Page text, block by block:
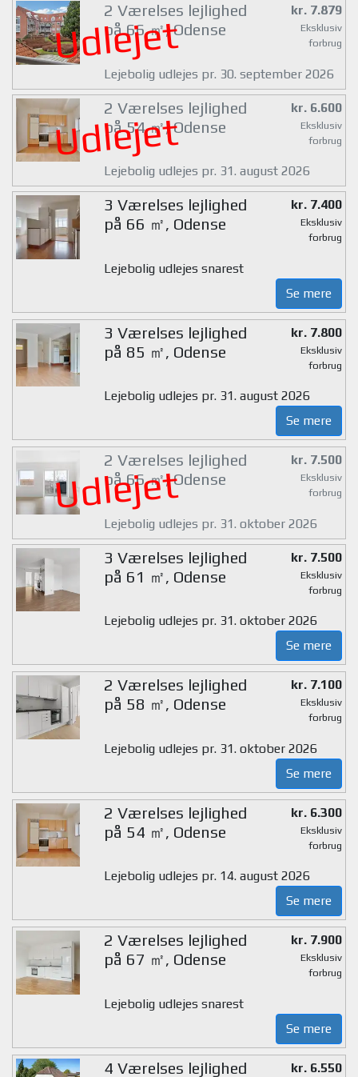
Udlejet
2 Værelses lejlighed
på 66 ㎡, Odense
kr. 7.879
Eksklusiv
forbrug
Lejebolig udlejes pr. 30. september 2026
Udlejet
2 Værelses lejlighed
på 54 ㎡, Odense
kr. 6.600
Eksklusiv
forbrug
Lejebolig udlejes pr. 31. august 2026
3 Værelses lejlighed
på 66 ㎡, Odense
kr. 7.400
Eksklusiv
forbrug
Lejebolig udlejes snarest
Se mere
3 Værelses lejlighed
på 85 ㎡, Odense
kr. 7.800
Eksklusiv
forbrug
Lejebolig udlejes pr. 31. august 2026
Se mere
Udlejet
2 Værelses lejlighed
på 66 ㎡, Odense
kr. 7.500
Eksklusiv
forbrug
Lejebolig udlejes pr. 31. oktober 2026
3 Værelses lejlighed
på 61 ㎡, Odense
kr. 7.500
Eksklusiv
forbrug
Lejebolig udlejes pr. 31. oktober 2026
Se mere
2 Værelses lejlighed
på 58 ㎡, Odense
kr. 7.100
Eksklusiv
forbrug
Lejebolig udlejes pr. 31. oktober 2026
Se mere
2 Værelses lejlighed
på 54 ㎡, Odense
kr. 6.300
Eksklusiv
forbrug
Lejebolig udlejes pr. 14. august 2026
Se mere
2 Værelses lejlighed
på 67 ㎡, Odense
kr. 7.900
Eksklusiv
forbrug
Lejebolig udlejes snarest
Se mere
4 Værelses lejlighed kr. 6.550